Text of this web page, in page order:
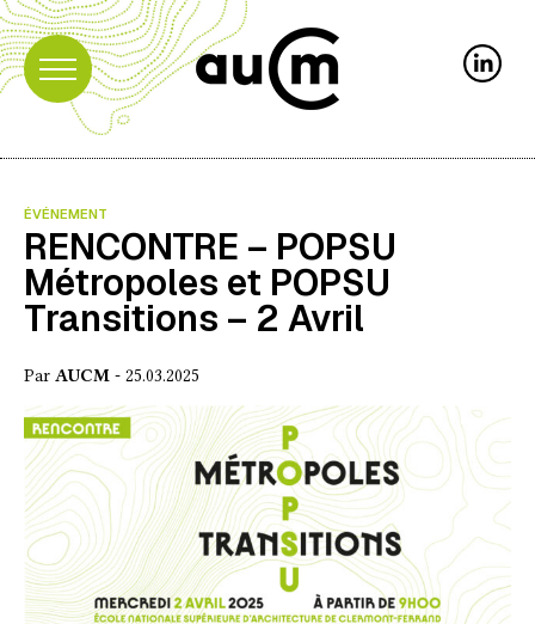
ÉVÉNEMENT
RENCONTRE – POPSU
Métropoles et POPSU
Transitions – 2 Avril
Par AUCM - 25.03.2025